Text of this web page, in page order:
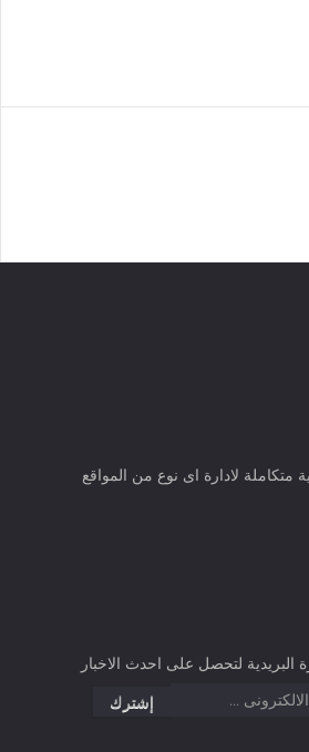
متكاملة لادارة اى نوع من المواقع
البريدية لتحصل على احدث الاخبار